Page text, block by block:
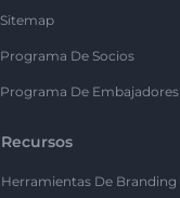
Sitemap
Programa De Socios
Programa De Embajadores
Recursos
Herramientas De Branding